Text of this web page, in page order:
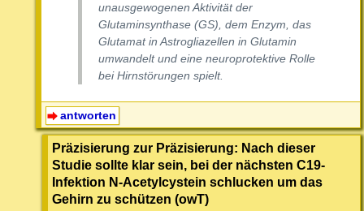
unausgewogenen Aktivität der
Glutaminsynthase (GS), dem Enzym, das
Glutamat in Astrogliazellen in Glutamin
umwandelt und eine neuroprotektive Rolle
bei Hirnstörungen spielt.
antworten
Präzisierung zur Präzisierung: Nach dieser
Studie sollte klar sein, bei der nächsten C19-
Infektion N-Acetylcystein schlucken um das
Gehirn zu schützen (owT)